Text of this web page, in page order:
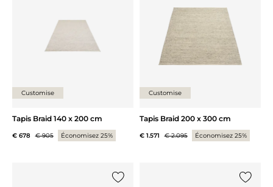
Customise
Tapis Braid 140 x 200 cm
€ 678 € 905 Économisez 25%
Customise
Tapis Braid 200 x 300 cm
€ 1.571 € 2.095 Économisez 25%